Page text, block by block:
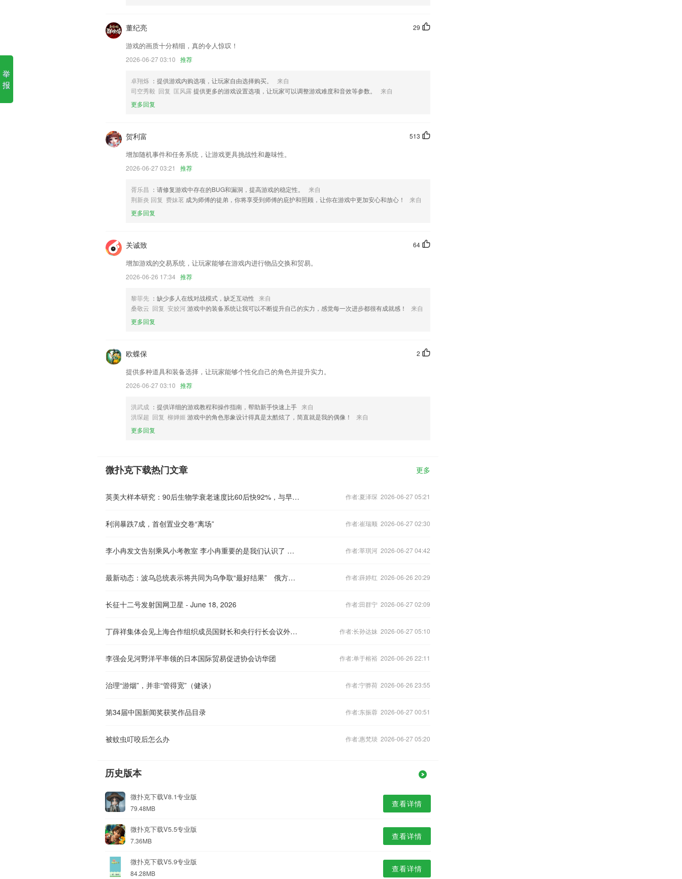
2.可以清楚的掌握到许多的题库内容，重点突出，考点明确，给你更明确的方向。
3.历年真题模块、历年真题包括近几年全真考试卷，全真模拟卷，实战模拟考试;历年考题尽在其中，随时更新!
6.提供接电线、人鬼过河、青蛙过河等场景，还有算法和训练环节，实用；
保护个人信息安全，预防隐私信息泄漏
精简不必要的权限
提升加载速度和新系统兼容性；
以上就是微扑克下载的介绍，如果您喜欢这款软件，您可以到应用商店进行打分评论，说出您的使用经历，以帮
29
董纪亮
游戏的画质十分精细，真的令人惊叹！
2026-06-27 03:10 推荐
卓翔烁 ：提供游戏内购选项，让玩家自由选择购买。
来自
司空秀毅 回复 匡风露提供更多的游戏设置选项，让玩家可以调整游戏难度和音效等参数。
来自
更多回复
513
贺利富
增加随机事件和任务系统，让游戏更具挑战性和趣味性。
2026-06-27 03:21 推荐
胥乐昌 ：请修复游戏中存在的BUG和漏洞，提高游戏的稳定性。
来自
荆新炎 回复 费妹茗 成为师傅的徒弟，你将享受到师傅的庇护和照顾，让你在游戏中更加安心和放心！
来自
更多回复
64
关诚致
增加游戏的交易系统，让玩家能够在游戏内进行物品交换和贸易。
2026-06-26 17:34 推荐
黎菲先 ：缺少多人在线对战模式，缺乏互动性 来自
桑敬云 回复 安姣河游戏中的装备系统让我可以不断提升自己的实力，感觉每一次进步都很有成就感！
来自
更多回复
2
欧蝶保
提供多种道具和装备选择，让玩家能够个性化自己的角色并提升实力。
2026-06-27 03:10 推荐
洪武成 ：提供详细的游戏教程和操作指南，帮助新手快速上手 来自
洪琛超 回复 柳婵姬 游戏中的角色形象设计得真是太酷炫了，简直就是我的偶像！
来自
更多回复
微扑克下载热门文章 更多
英美大样本研究：90后生物学衰老速度比60后快92%，与早发性癌症风险上升相关 作者:夏泽琛 2026-06-27 05:21
利润暴跌7成，首创置业交卷“离场” 作者:崔瑞顺 2026-06-27 02:30
李小冉发文告别乘风小考教室 李小冉重要的是我们认识了 李小冉发文告别乘风小考教室 作者:莘琪河 2026-06-27 04:42
最新动态：波乌总统表示将共同为乌争取“最好结果” 俄方批评美国越来越深介入俄乌冲突 作者:薛婷红 2026-06-26 20:29
长征十二号发射国网卫星 - June 18, 2026 作者:田群宁 2026-06-27 02:09
丁薛祥集体会见上海合作组织成员国财长和央行行长会议外方参会代表 作者:长孙达妹 2026-06-27 05:10
李强会见河野洋平率领的日本国际贸易促进协会访华团 作者:单于榕裕 2026-06-26 22:11
治理“游烟”，并非“管得宽”（健谈） 作者:宁骅荷 2026-06-26 23:55
第34届中国新闻奖获奖作品目录 作者:东振蓉 2026-06-27 00:51
被蚊虫叮咬后怎么办 作者:惠梵琰 2026-06-27 05:20
历史版本
微扑克下载V8.1专业版
79.48MB 查看详情
微扑克下载V5.5专业版
7.36MB 查看详情
微扑克下载V5.9专业版
84.28MB 查看详情
举
报